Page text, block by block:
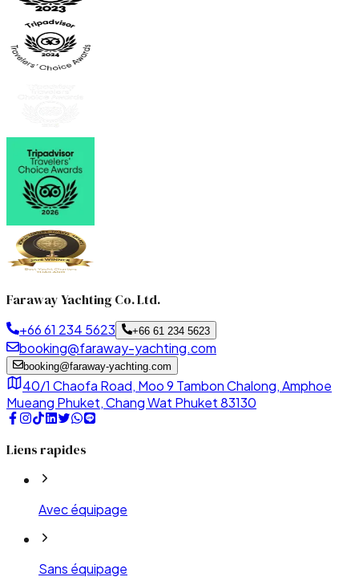
Faraway Yachting Co. Ltd.
+66 61 234 5623 +66 61 234 5623
booking@faraway-yachting.com
booking@faraway-yachting.com
40/1 Chaofa Road, Moo 9 Tambon Chalong, Amphoe
Mueang Phuket, Chang Wat Phuket 83130
Liens rapides
Avec équipage
Sans équipage